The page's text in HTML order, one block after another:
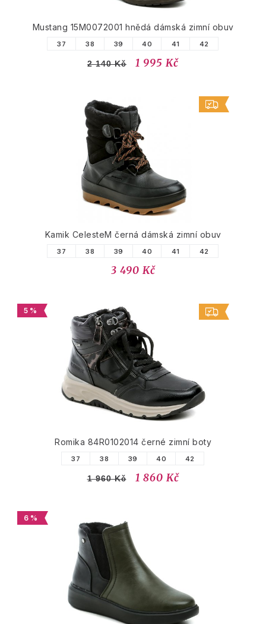
Mustang 15M0072001 hnědá dámská zimní obuv
37 38 39 40 41 42
2 140 Kč 1 995 Kč
Kamik CelesteM černá dámská zimní obuv
37 38 39 40 41 42
3 490 Kč
5 %
Romika 84R0102014 černé zimní boty
37 38 39 40 42
1 960 Kč 1 860 Kč
6 %